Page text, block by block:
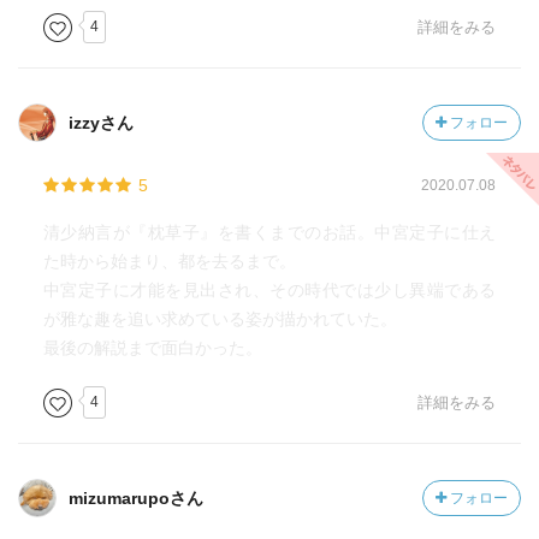
じしたところに、少々イラっとしたりもしてしまった。つ
まりあんまり彼女を好きになれなかった。
とはいえとにかく清少納言といえば、定子さま推し！定子
様尊い！なところはブレず。その気持ちが枕草子を書く原
動力となるのはこれもう史実。その背景にあったことを知
る面白さはありました。
4 詳細をみる
izzyさん フォロー
5 2020.07.08
清少納言が『枕草子』を書くまでのお話。中宮定子に仕え
た時から始まり、都を去るまで。
中宮定子に才能を見出され、その時代では少し異端である
が雅な趣を追い求めている姿が描かれていた。
最後の解説まで面白かった。
4 詳細をみる
mizumarupoさん フォロー